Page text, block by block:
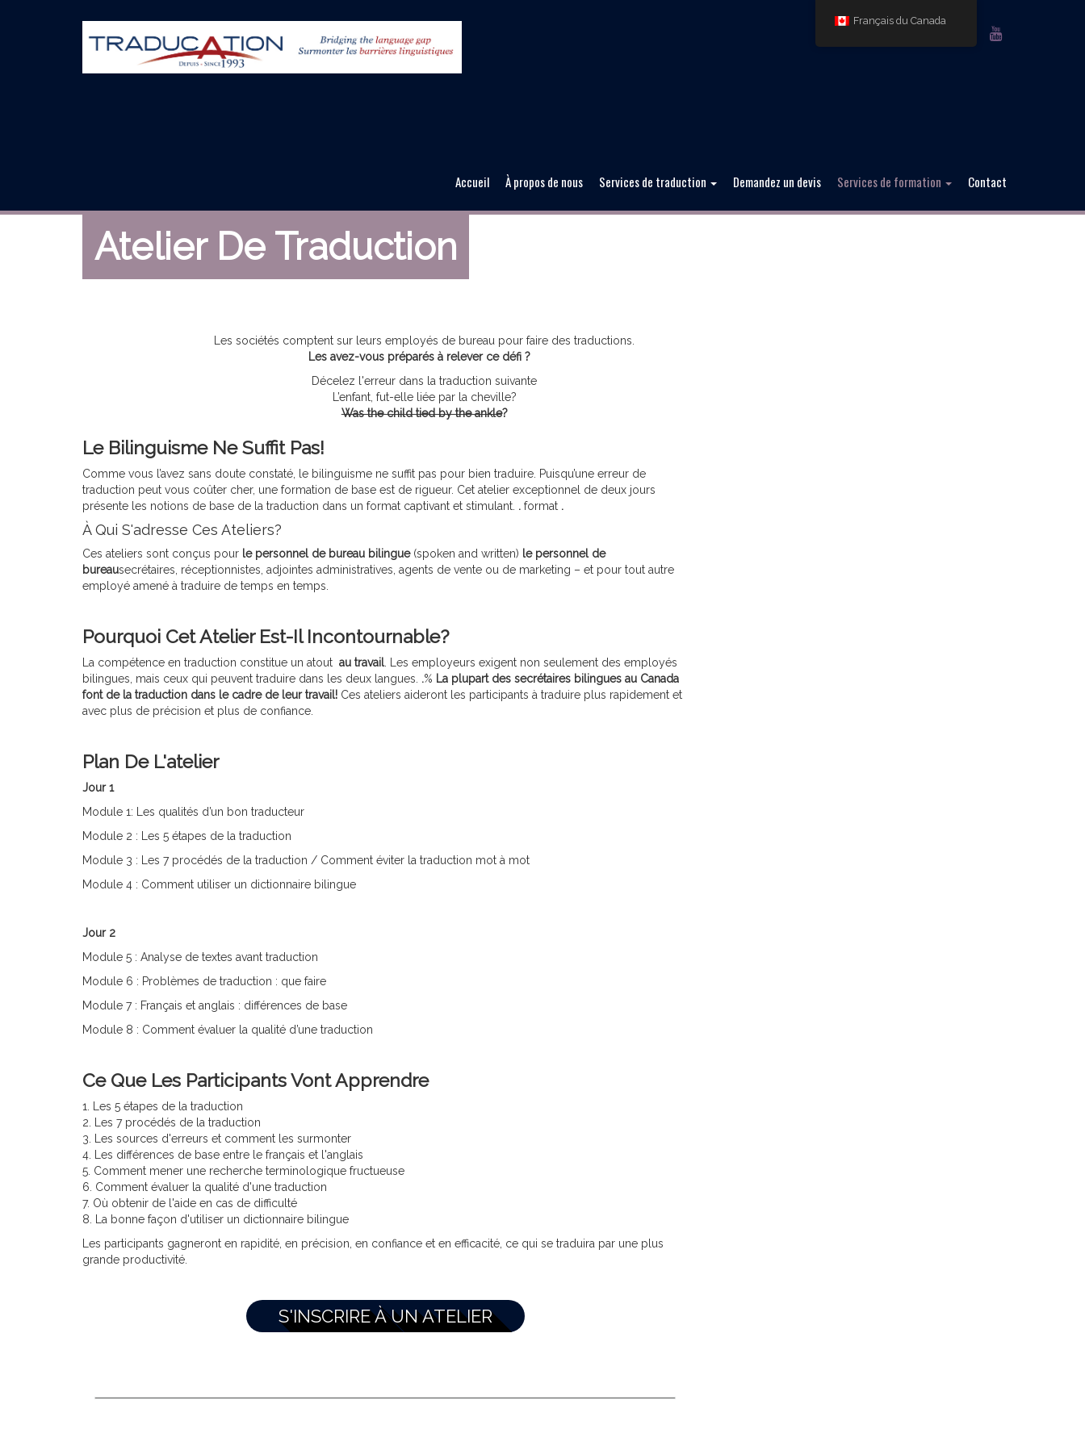
FACEBOOK
PLUS
LINKEDIN
Accueil À propos de nous Services de traduction Demandez un devis Services de formation Contact
Atelier De Traduction
Les sociétés comptent sur leurs employés de bureau pour faire des traductions.
Les avez-vous préparés à relever ce défi ?
Décelez l'erreur dans la traduction suivante
L’enfant, fut-elle liée par la cheville?
Was the child tied by the ankle?
Le Bilinguisme Ne Suffit Pas!
Comme vous l’avez sans doute constaté, le bilinguisme ne suffit pas pour bien traduire. Puisqu’une erreur de
traduction peut vous coûter cher, une formation de base est de rigueur. Cet atelier exceptionnel de deux jours
présente les notions de base de la traduction dans un format captivant et stimulant. . format .
À Qui S'adresse Ces Ateliers?
Ces ateliers sont conçus pour le personnel de bureau bilingue(spoken and written) le personnel de
bureausecrétaires, réceptionnistes, adjointes administratives, agents de vente ou de marketing – et pour tout autre
employé amené à traduire de temps en temps.
Pourquoi Cet Atelier Est-Il Incontournable?
La compétence en traduction constitue un atout au travail . Les employeurs exigent non seulement des employés
bilingues, mais ceux qui peuvent traduire dans les deux langues. .% La plupart des secrétaires bilingues au Canada
font de la traduction dans le cadre de leur travail! Ces ateliers aideront les participants à traduire plus rapidement et
avec plus de précision et plus de confiance.
Plan De L'atelier
Jour 1
Module 1: Les qualités d’un bon traducteur
Module 2 : Les 5 étapes de la traduction
Module 3 : Les 7 procédés de la traduction / Comment éviter la traduction mot à mot
Module 4 : Comment utiliser un dictionnaire bilingue
Jour 2
Module 5 : Analyse de textes avant traduction
Module 6 : Problèmes de traduction : que faire
Module 7 : Français et anglais : différences de base
Module 8 : Comment évaluer la qualité d’une traduction
Ce Que Les Participants Vont Apprendre
1. Les 5 étapes de la traduction
2. Les 7 procédés de la traduction
3. Les sources d'erreurs et comment les surmonter
4. Les différences de base entre le français et l'anglais
5. Comment mener une recherche terminologique fructueuse
6. Comment évaluer la qualité d'une traduction
7. Où obtenir de l'aide en cas de difficulté
8. La bonne façon d'utiliser un dictionnaire bilingue
Les participants gagneront en rapidité, en précision, en confiance et en efficacité, ce qui se traduira par une plus
grande productivité.
S'INSCRIRE À UN ATELIER
Français du Canada